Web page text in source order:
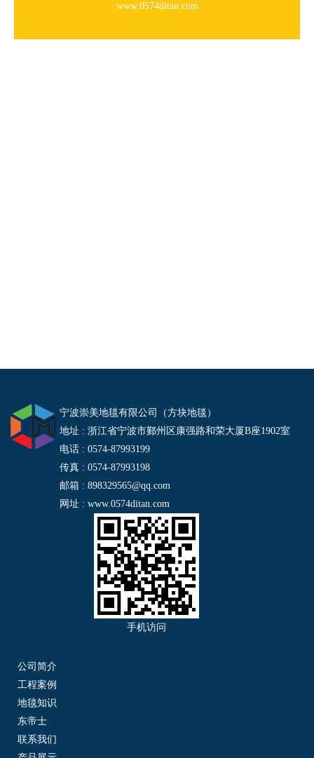
www.0574ditan.com
宁波崇美地毯有限公司（方块地毯）
地址 : 浙江省宁波市鄞州区康强路和荣大厦B座1902室
电话 : 0574-87993199
传真 : 0574-87993198
邮箱 : 898329565@qq.com
网址 : www.0574ditan.com
手机访问
公司简介
工程案例
地毯知识
东帝士
联系我们